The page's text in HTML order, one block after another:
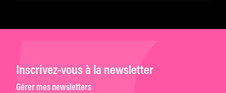
Inscrivez-vous à la newsletter
Gérer mes newsletters